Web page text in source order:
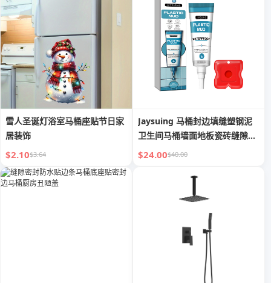
雪人圣诞灯浴室马桶座贴节日家
居装饰
$2.10$3.64
Jaysuing 马桶封边填缝塑钢泥
卫生间马桶墙面地板瓷砖缝隙修
补剂
$24.00$40.00